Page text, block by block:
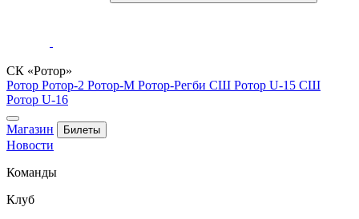
СК «Ротор»
Ротор Ротор-2 Ротор-М Ротор-Регби СШ Ротор U-15 СШ
Ротор U-16
Магазин Билеты
Новости
Команды
Клуб